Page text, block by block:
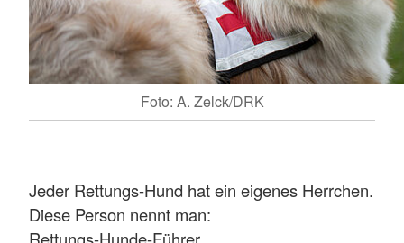
Foto: A. Zelck/DRK
Jeder Rettungs-Hund hat ein eigenes Herrchen.
Diese Person nennt man: